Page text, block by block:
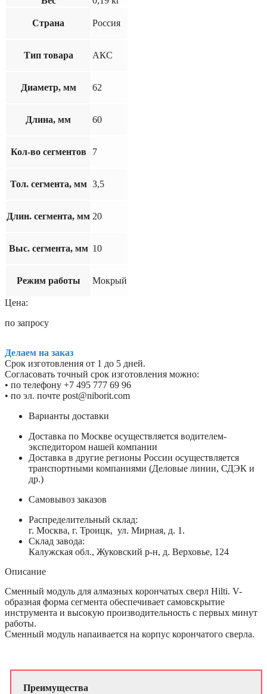
Страна Россия
Тип товара АКС
Диаметр, мм 62
Длина, мм 60
Кол-во сегментов 7
Тол. сегмента, мм 3,5
Длин. сегмента, мм 20
Выс. сегмента, мм 10
Режим работы Мокрый
Цена:
по запросу
Делаем на заказ
Срок изготовления от 1 до 5 дней.
Согласовать точный срок изготовления можно:
• по телефону +7 495 777 69 96
• по эл. почте post@niborit.com
Варианты доставки
Доставка по Москве осуществляется водителем-
экспедитором нашей компании
Доставка в другие регионы России осуществляется
транспортными компаниями (Деловые линии, СДЭК и
др.)
Самовывоз заказов
Распределительный склад:
г. Москва, г. Троицк, ул. Мирная, д. 1.
Склад завода:
Калужская обл., Жуковский р-н, д. Верховье, 124
Описание
Сменный модуль для алмазных корончатых сверл Hilti. V-
образная форма сегмента обеспечивает самовскрытие
инструмента и высокую производительность с первых минут
работы.
Сменный модуль напаивается на корпус корончатого сверла.
Преимущества